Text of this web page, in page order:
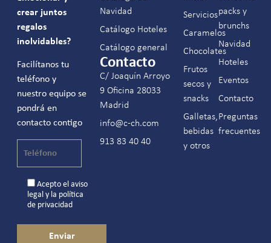
crear juntos
regalos
inolvidables?
Facilítanos tu
teléfono y
nuestro equipo se
pondrá en
contacto contigo
Acepto el aviso
legaly la política
de privacidad
Navidad
Catálogo Hoteles
Catálogo general
Contacto
C/ Joaquín Arroyo
9 Oficina 28033
Madrid
info@c-ch.com
913 83 40 40
Servicios
Caramelos
Chocolates
Frutos
secos y
snacks
Galletas,
bebidas
y otros
packs y
brunchs
Navidad
Hoteles
Eventos
Contacto
Preguntas
frecuentes